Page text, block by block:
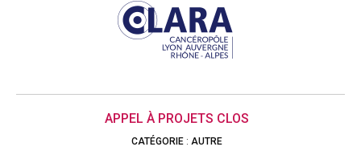
APPEL À PROJETS CLOS
CATÉGORIE: AUTRE